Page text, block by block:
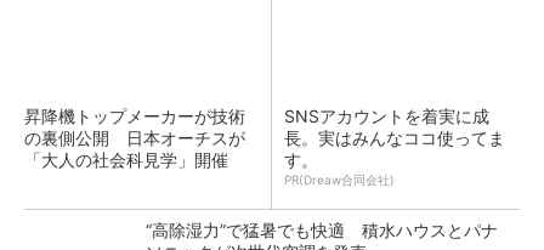
昇降機トップメーカーが技術
の裏側公開 日本オーチスが
「大人の社会科見学」開催
SNSアカウントを着実に成
長。実はみんなココ使ってま
す。
PR(Dreaw合同会社)
“高除湿力”で猛暑でも快適 積水ハウスとパナ